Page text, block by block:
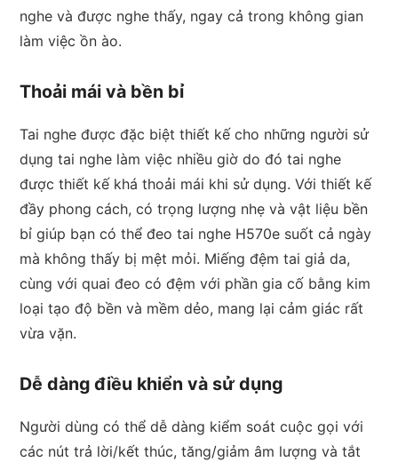
nghe và được nghe thấy, ngay cả trong không gian
làm việc ồn ào.
Thoải mái và bền bỉ
Tai nghe được đặc biệt thiết kế cho những người sử
dụng tai nghe làm việc nhiều giờ do đó tai nghe
được thiết kế khá thoải mái khi sử dụng. Với thiết kế
đầy phong cách, có trọng lượng nhẹ và vật liệu bền
bỉ giúp bạn có thể đeo tai nghe H570e suốt cả ngày
mà không thấy bị mệt mỏi. Miếng đệm tai giả da,
cùng với quai đeo có đệm với phần gia cố bằng kim
loại tạo độ bền và mềm dẻo, mang lại cảm giác rất
vừa vặn.
Dễ dàng điều khiển và sử dụng
Người dùng có thể dễ dàng kiểm soát cuộc gọi với
các nút trả lời/kết thúc, tăng/giảm âm lượng và tắt